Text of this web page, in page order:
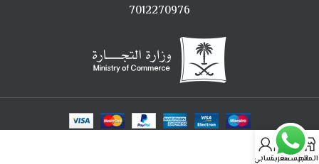
7012270976
المتجرالمفضلةالعربةحسابي